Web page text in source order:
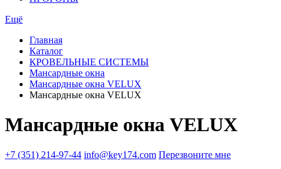
Ещё
Главная
Каталог
КРОВЕЛЬНЫЕ СИСТЕМЫ
Мансардные окна
Мансардные окна VELUX
Мансардные окна VELUX
Мансардные окна VELUX
+7 (351) 214-97-44 info@key174.com Перезвоните мне